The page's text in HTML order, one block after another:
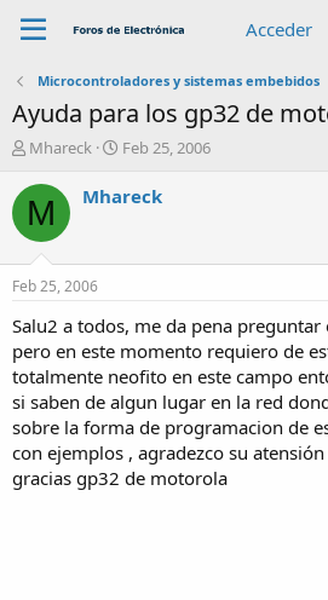
Acceder
Microcontroladores y sistemas embebidos
Ayuda para los gp32 de
A
t
o
r
Mhareck
F
c
n
c
i
o
Feb 25, 2006
M Mhareck
Feb 25, 2006
Salu2 a todos, me da pena
pero en este momento requiero de
totalmente neofito en este campo
si saben de algun lugar en la red
sobre la forma de programacion de
con ejemplos , agradezco su
gracias gp32 de motorola